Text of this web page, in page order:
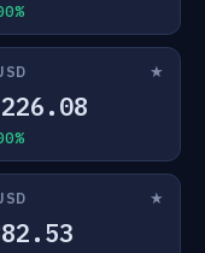
★
★